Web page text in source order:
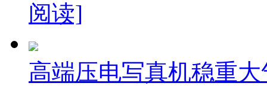
阅读]
高端压电写真机稳重